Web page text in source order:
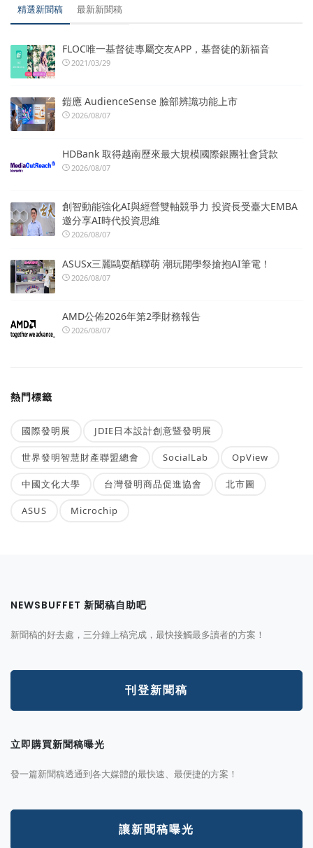
精選新聞稿 最新新聞稿
FLOC唯一基督徒專屬交友APP，基督徒的新福音
2021/03/29
鎧應 AudienceSense 臉部辨識功能上市
2026/08/07
HDBank 取得越南歷來最大規模國際銀團社會貸款
2026/08/07
創智動能強化AI與經營雙軸競爭力 投資長受臺大EMBA
邀分享AI時代投資思維
2026/08/07
ASUSx三麗鷗耍酷聯萌 潮玩開學祭搶抱AI筆電！
2026/08/07
AMD公佈2026年第2季財務報告
2026/08/07
熱門標籤
國際發明展 JDIE日本設計創意暨發明展
世界發明智慧財產聯盟總會 SocialLab OpView
中國文化大學 台灣發明商品促進協會 北市圖
ASUS Microchip
NEWSBUFFET 新聞稿自助吧
新聞稿的好去處，三分鐘上稿完成，最快接觸最多讀者的方案！
刊登新聞稿
立即購買新聞稿曝光
發一篇新聞稿透通到各大媒體的最快速、最便捷的方案！
讓新聞稿曝光